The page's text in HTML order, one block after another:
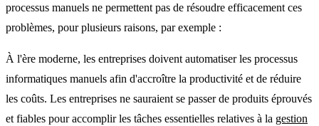
processus manuels ne permettent pas de résoudre efficacement ces
problèmes, pour plusieurs raisons, par exemple :
À l'ère moderne, les entreprises doivent automatiser les processus
informatiques manuels afin d'accroître la productivité et de réduire
les coûts. Les entreprises ne sauraient se passer de produits éprouvés
et fiables pour accomplir les tâches essentielles relatives à la gestion